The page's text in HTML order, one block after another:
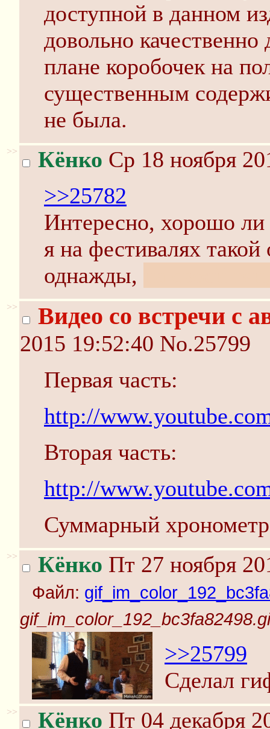
доступной в данном
довольно
плане коробочек на
существенным
не была.
>> Кёнко Ср 18 ноября
>>25782
Интересно, хорошо ли
я на фестивалях
однажды,
>> Видео со встречи с
2015 19:52:40 No.25799
Первая часть:
http://
Вторая часть:
http://
Суммарный
>> Кёнко Пт 27 ноября
Файл:
>>25799
Сделал
>> Кёнко Пт 04 декабря